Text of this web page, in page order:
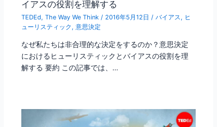
イアスの役割を理解する
TEDEd,The Way We Think / 2016年5月12日 /バイアス , ヒ
ューリスティック ,意思決定
なぜ私たちは非合理的な決定をするのか？意思決定
におけるヒューリスティックとバイアスの役割を理
解する 要約 この記事では、…